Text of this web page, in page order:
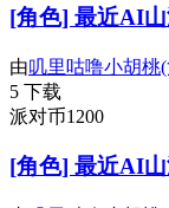
[角色] 最近AI
由叽里咕噜小胡桃
5 下载
派对币1200
[角色] 最近AI